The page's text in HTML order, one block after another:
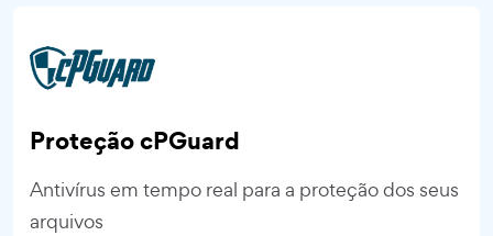
Proteção cPGuard
Antivírus em tempo real para a proteção dos seus
arquivos